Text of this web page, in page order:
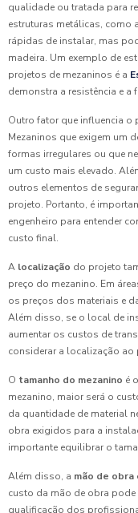
qualidade ou tratada para
estruturas metálicas, como
rápidas de instalar, mas
madeira. Um exemplo de
projetos de mezaninos é a
demonstra a resistência e
Outro fator que influencia o
Mezaninos que exigem um
formas irregulares ou que
um custo mais elevado.
outros elementos de
projeto. Portanto, é
engenheiro para entender
custo final.
A localização do projeto
preço do mezanino. Em
os preços dos materiais e
Além disso, se o local de
aumentar os custos de
considerar a localização
O tamanho do mezanino é
mezanino, maior será o
da quantidade de material
obra exigidos para a
importante equilibrar o
Além disso, a mão de obra
custo da mão de obra pode
qualificação dos